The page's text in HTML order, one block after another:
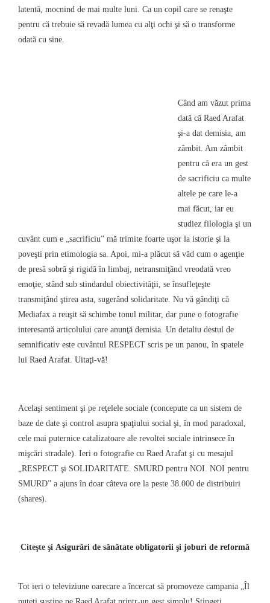
latentă, mocnind de mai multe luni. Ca un copil care se renaşte
pentru că trebuie să revadă lumea cu alţi ochi şi să o transforme
odată cu sine.
Când am văzut prima
dată că Raed Arafat
şi-a dat demisia, am
zâmbit. Am zâmbit
pentru că era un gest
de sacrificiu ca multe
altele pe care le-a
mai făcut, iar eu
studiez filologia şi un
cuvânt cum e „sacrificiu” mă trimite foarte uşor la istorie şi la
poveşti prin etimologia sa. Apoi, mi-a plăcut să văd cum o agenţie
de presă sobră şi rigidă în limbaj, netransmiţând vreodată vreo
emoţie, stând sub stindardul obiectivităţii, se însufleţeşte
transmiţând ştirea asta, sugerând solidaritate. Nu vă gândiţi că
Mediafax a reuşit să schimbe tonul militar, dar pune o fotografie
interesantă articolului care anunţă demisia. Un detaliu destul de
semnificativ este cuvântul RESPECT scris pe un panou, în spatele
lui Raed Arafat. Uitaţi-vă!
Acelaşi sentiment şi pe reţelele sociale (concepute ca un sistem de
baze de date şi control asupra spaţiului social şi, în mod paradoxal,
cele mai puternice catalizatoare ale revoltei sociale intrinsece în
mişcări stradale). Ieri o fotografie cu Raed Arafat şi cu mesajul
„RESPECT şi SOLIDARITATE. SMURD pentru NOI. NOI pentru
SMURD” a ajuns în doar câteva ore la peste 38.000 de distribuiri
(shares).
Citeşte şi Asigurări de sănătate obligatorii şi joburi de reformă
Tot ieri o televiziune oarecare a încercat să promoveze campania „Îl